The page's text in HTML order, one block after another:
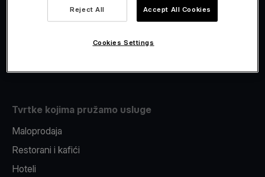
Fiskalizacija
Tvrtke kojima pružamo usluge
Maloprodaja
Restorani i kafići
Hoteli
Reject All Accept All Cookies
Cookies Settings